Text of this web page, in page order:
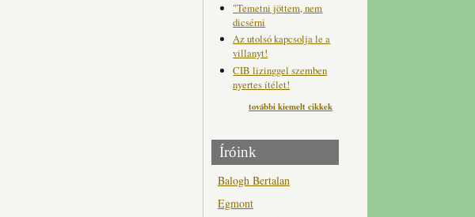
"Temetni jöttem, nem
dicsérni
Az utolsó kapcsolja le a
villanyt!
CIB lizinggel szemben
nyertes ítélet!
további kiemelt cikkek
Íróink
Balogh Bertalan
Egmont